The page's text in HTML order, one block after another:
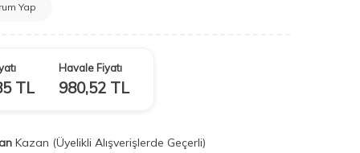
Yap
TL
Havale Fiyatı
980,52 TL
Kazan (Üyelikli Alışverişlerde Geçerli)